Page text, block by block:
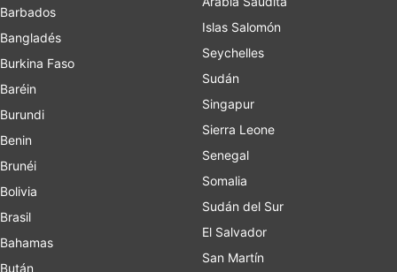
Barbados
Bangladés
Burkina Faso
Baréin
Burundi
Benin
Brunéi
Bolivia
Brasil
Bahamas
Bután
Islas Salomón
Seychelles
Sudán
Singapur
Sierra Leone
Senegal
Somalia
Sudán del Sur
El Salvador
San Martín